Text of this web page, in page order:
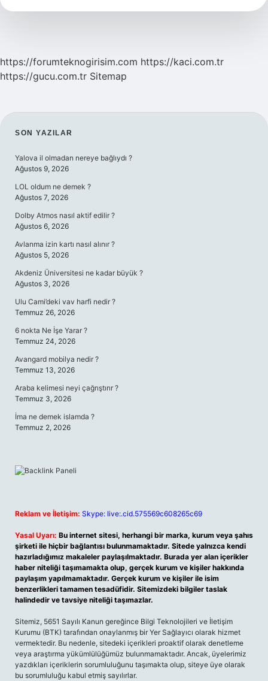
Var
https://forumteknogirisim.com https://kaci.com.tr
https://gucu.com.tr Sitemap
SIDEBAR
SON YAZILAR
Yalova il olmadan nereye bağlıydı ?
Ağustos 9, 2026
LOL oldum ne demek ?
Ağustos 7, 2026
Dolby Atmos nasıl aktif edilir ?
Ağustos 6, 2026
Avlanma izin kartı nasıl alınır ?
Ağustos 5, 2026
Akdeniz Üniversitesi ne kadar büyük ?
Ağustos 3, 2026
Ulu Cami’deki vav harfi nedir ?
Temmuz 26, 2026
6 nokta Ne İşe Yarar ?
Temmuz 24, 2026
Avangard mobilya nedir ?
Temmuz 13, 2026
Araba kelimesi neyi çağrıştırır ?
Temmuz 3, 2026
İma ne demek islamda ?
Temmuz 2, 2026
Reklam ve İletişim: Skype: live:.cid.575569c608265c69
Yasal Uyarı: Bu internet sitesi, herhangi bir marka, kurum veya şahıs
şirketi ile hiçbir bağlantısı bulunmamaktadır. Sitede yalnızca kendi
hazırladığımız makaleler paylaşılmaktadır. Burada yer alan içerikler
haber niteliği taşımamakta olup, gerçek kurum ve kişiler hakkında
paylaşım yapılmamaktadır. Gerçek kurum ve kişiler ile isim
benzerlikleri tamamen tesadüfidir. Sitemizdeki bilgiler taslak
halindedir ve tavsiye niteliği taşımazlar.
Sitemiz, 5651 Sayılı Kanun gereğince Bilgi Teknolojileri ve İletişim
Kurumu (BTK) tarafından onaylanmış bir Yer Sağlayıcı olarak hizmet
vermektedir. Bu nedenle, sitedeki içerikleri proaktif olarak denetleme
veya araştırma yükümlülüğümüz bulunmamaktadır. Ancak, üyelerimiz
yazdıkları içeriklerin sorumluluğunu taşımakta olup, siteye üye olarak
bu sorumluluğu kabul etmiş sayılırlar.